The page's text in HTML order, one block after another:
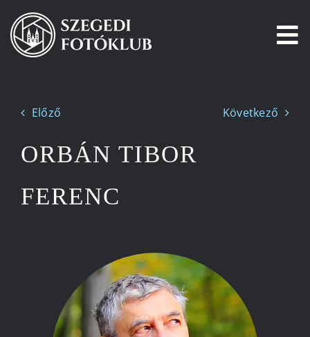
Kihagyás
Történetünk
Előző Következő
ORBÁN TIBOR
FERENC